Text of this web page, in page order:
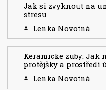
Jak si zvyknout na
stresu
Lenka Novotná
Keramické zuby: Jak
protějšky a prostředí
Lenka Novotná